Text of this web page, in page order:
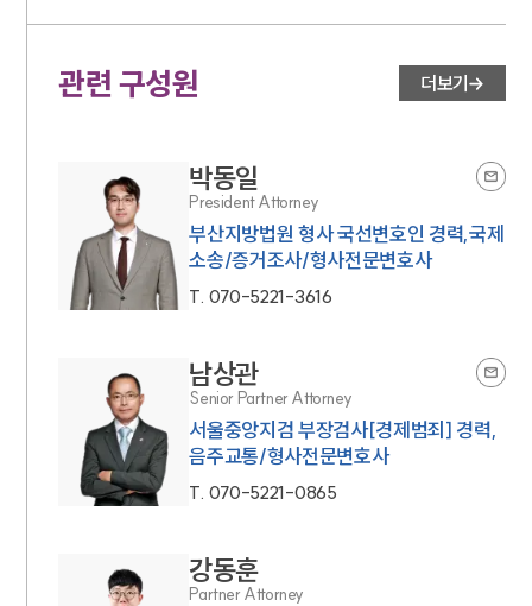
관련 구성원 더보기
박동일
President Attorney
부산지방법원 형사 국선변호인 경력,국제
소송/증거조사/형사전문변호사
T. 070-5221-3616
남상관
Senior Partner Attorney
서울중앙지검 부장검사[경제범죄] 경력,
음주교통/형사전문변호사
T. 070-5221-0865
강동훈
Partner Attorney